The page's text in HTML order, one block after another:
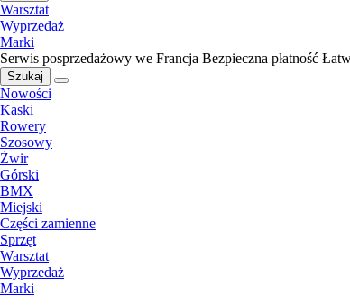
Warsztat
Wyprzedaż
Marki
Serwis posprzedażowy we Francja Bezpieczna płatność
Szukaj
Nowości
Kaski
Rowery
Szosowy
Żwir
Górski
BMX
Miejski
Części zamienne
Sprzęt
Warsztat
Wyprzedaż
Marki